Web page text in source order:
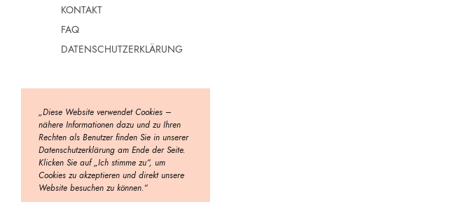
KONTAKT
FAQ
DATENSCHUTZERKLÄRUNG
„Diese Website verwendet Cookies –
nähere Informationen dazu und zu Ihren
Rechten als Benutzer finden Sie in unserer
Datenschutzerklärung am Ende der Seite.
Klicken Sie auf „Ich stimme zu“, um
Cookies zu akzeptieren und direkt unsere
Website besuchen zu können.“